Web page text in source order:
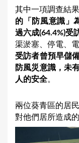
其中一項調查結
的「防風意識」
過六成(64.4%)受
渠淤塞、停電、
受訪者曾預早儲
防風災意識，未
人的安全。
兩位葵青區的居
對他們居所造成